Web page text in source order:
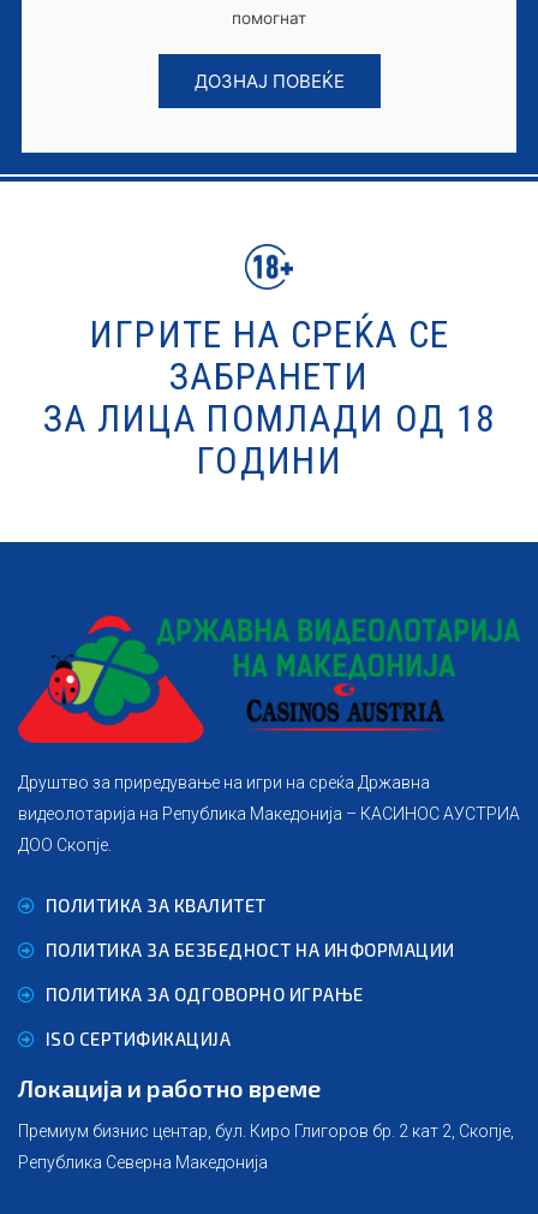
помогнат
ДОЗНАЈ ПОВЕЌЕ
ИГРИТЕ НА СРЕЌА СЕ
ЗАБРАНЕТИ
ЗА ЛИЦА ПОМЛАДИ ОД 18
ГОДИНИ
Друштво за приредување на игри на среќа Државна
видеолотарија на Република Македонија – КАСИНОС АУСТРИА
ДОО Скопје.
ПОЛИТИКА ЗА КВАЛИТЕТ
ПОЛИТИКА ЗА БЕЗБЕДНОСТ НА ИНФОРМАЦИИ
ПОЛИТИКА ЗА ОДГОВОРНО ИГРАЊЕ
ISO СЕРТИФИКАЦИЈА
Локација и работно време
Премиум бизнис центар, бул. Киро Глигоров бр. 2 кат 2, Скопје,
Република Северна Македонија